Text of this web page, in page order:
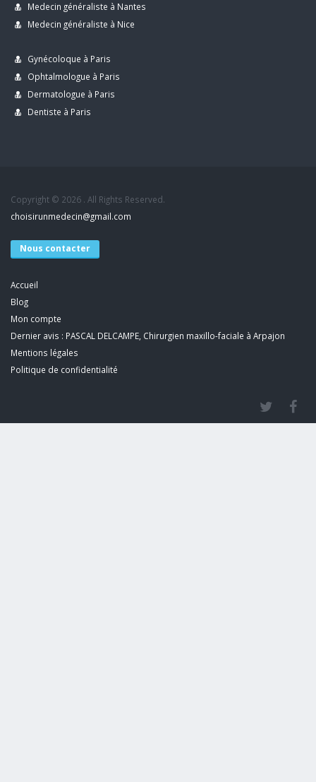
Medecin généraliste à Nantes
Medecin généraliste à Nice
Gynécoloque à Paris
Ophtalmologue à Paris
Dermatologue à Paris
Dentiste à Paris
Copyright © 2026 . All Rights Reserved.
choisirunmedecin@gmail.com
Nous contacter
Accueil
Blog
Mon compte
Dernier avis : PASCAL DELCAMPE, Chirurgien maxillo-faciale à Arpajon
Mentions légales
Politique de confidentialité